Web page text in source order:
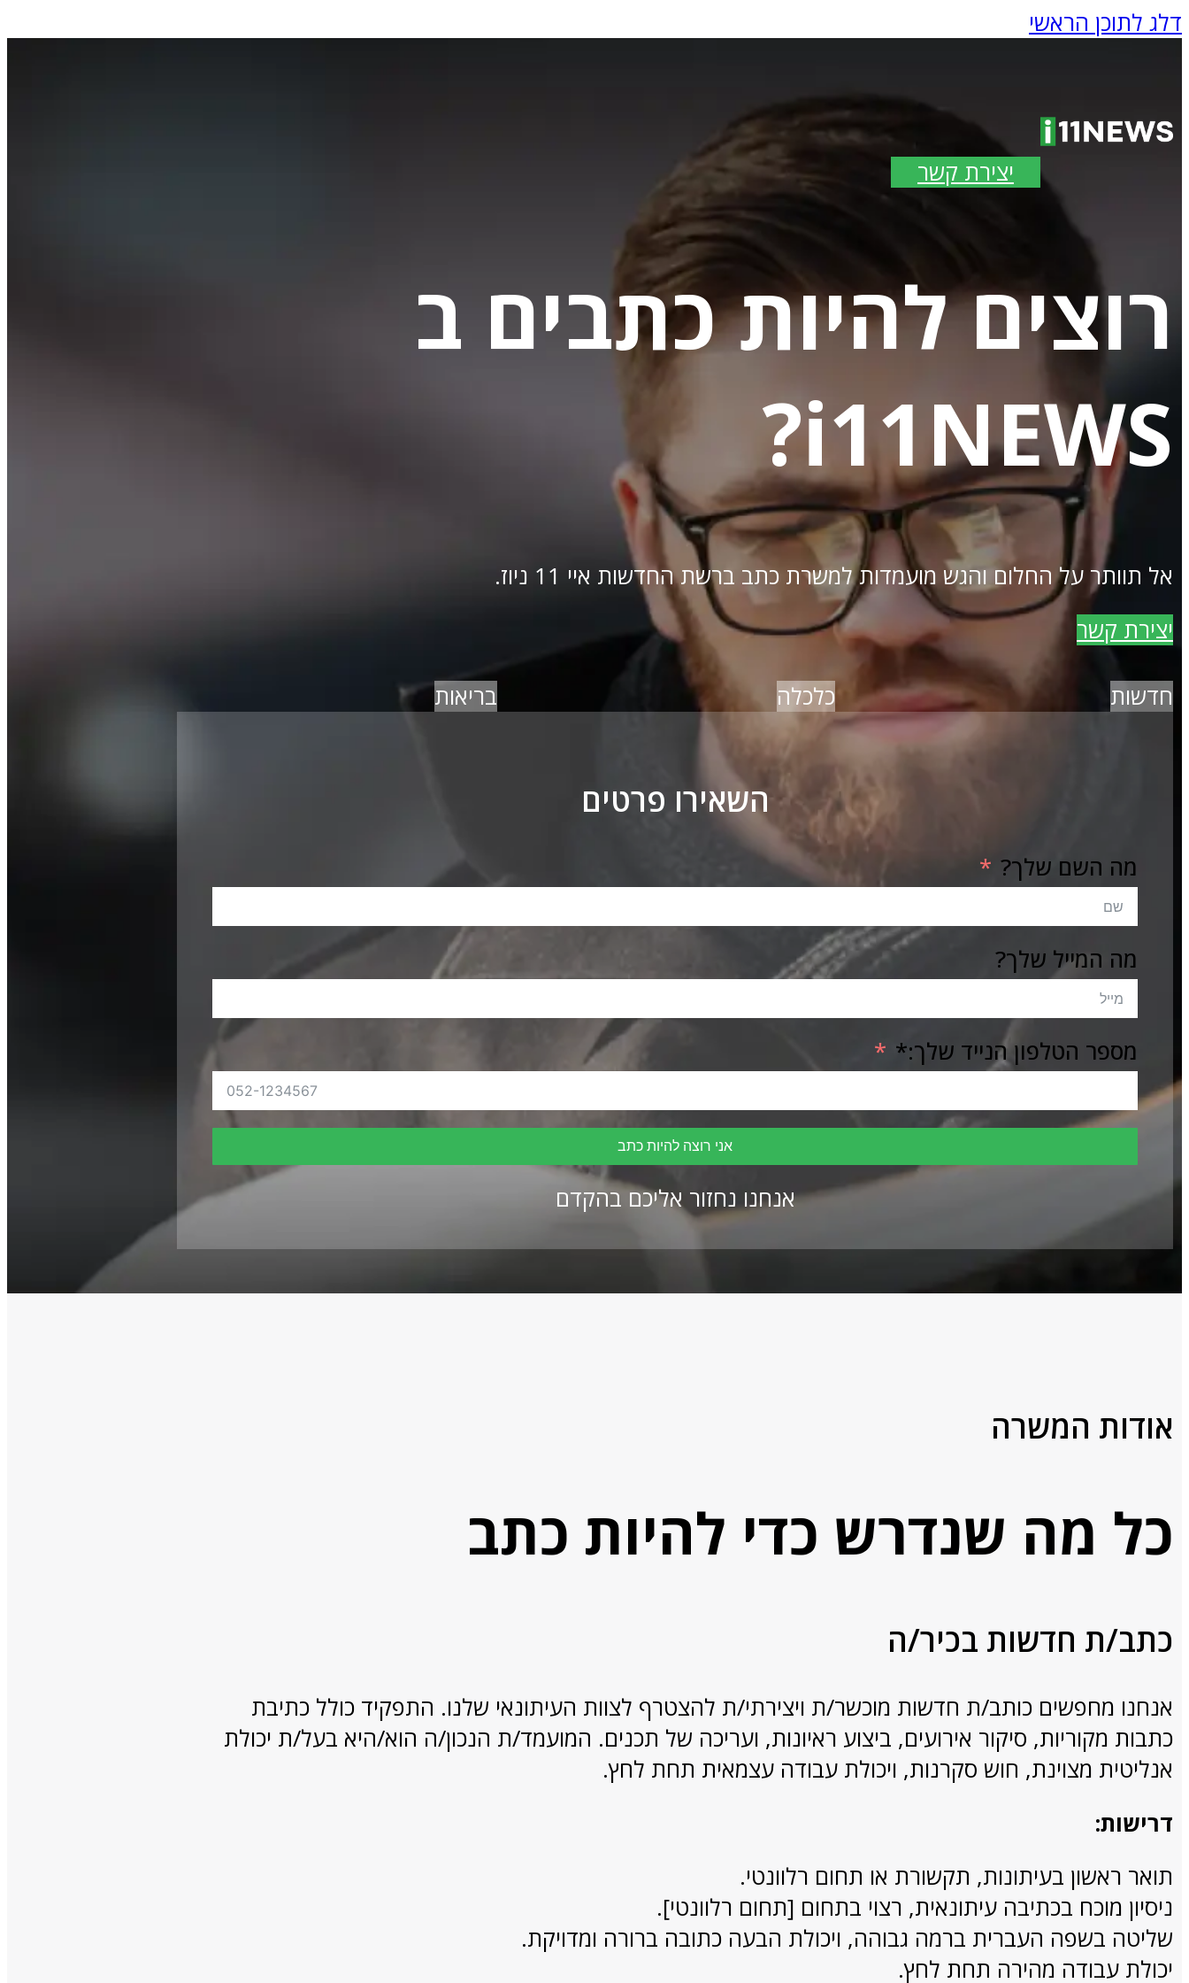
דלג לתוכן הראשי
יצירת קשר
רוצים להיות כתבים ב
i11NEWS?
אל תוותר על החלום והגש מועמדות למשרת כתב ברשת החדשות איי 11 ניוז.
יצירת קשר
חדשות כלכלה בריאות
השאירו פרטים
מה השם שלך?
מה המייל שלך?
מספר הטלפון הנייד שלך:*
אני רוצה להיות כתב
אנחנו נחזור אליכם בהקדם
אודות המשרה
כל מה שנדרש כדי להיות כתב
כתב/ת חדשות בכיר/ה
אנחנו מחפשים כותב/ת חדשות מוכשר/ת ויצירתי/ת להצטרף לצוות העיתונאי שלנו. התפקיד כולל כתיבת
כתבות מקוריות, סיקור אירועים, ביצוע ראיונות, ועריכה של תכנים. המועמד/ת הנכון/ה הוא/היא בעל/ת יכולת
אנליטית מצוינת, חוש סקרנות, ויכולת עבודה עצמאית תחת לחץ.
דרישות:
תואר ראשון בעיתונות, תקשורת או תחום רלוונטי.
ניסיון מוכח בכתיבה עיתונאית, רצוי בתחום [תחום רלוונטי].
שליטה בשפה העברית ברמה גבוהה, ויכולת הבעה כתובה ברורה ומדויקת.
יכולת עבודה מהירה תחת לחץ.